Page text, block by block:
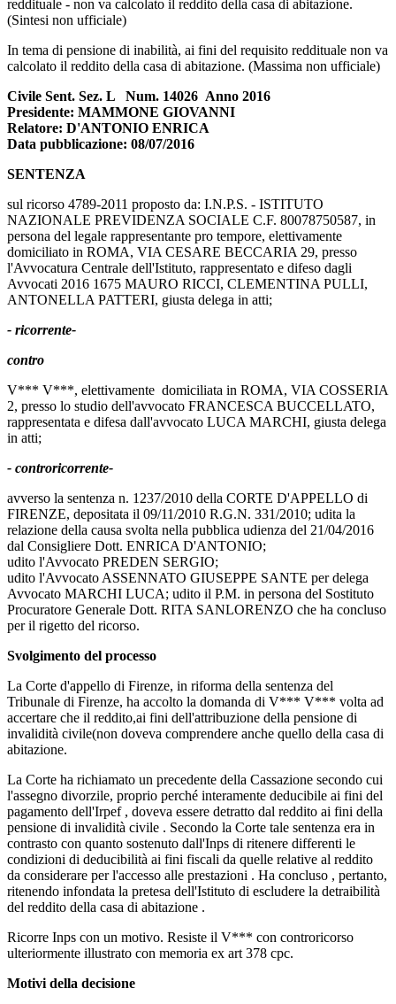
reddituale - non va calcolato il reddito della casa di abitazione.
(Sintesi non ufficiale)
In tema di pensione di inabilità, ai fini del requisito reddituale non va
calcolato il reddito della casa di abitazione. (Massima non ufficiale)
Civile Sent. Sez. L Num. 14026 Anno 2016
Presidente: MAMMONE GIOVANNI
Relatore: D'ANTONIO ENRICA
Data pubblicazione: 08/07/2016
SENTENZA
sul ricorso 4789-2011 proposto da: I.N.P.S. - ISTITUTO
NAZIONALE PREVIDENZA SOCIALE C.F. 80078750587, in
persona del legale rappresentante pro tempore, elettivamente
domiciliato in ROMA, VIA CESARE BECCARIA 29, presso
l'Avvocatura Centrale dell'Istituto, rappresentato e difeso dagli
Avvocati 2016 1675 MAURO RICCI, CLEMENTINA PULLI,
ANTONELLA PATTERI, giusta delega in atti;
- ricorrente-
contro
V*** V***, elettivamente domiciliata in ROMA, VIA COSSERIA
2, presso lo studio dell'avvocato FRANCESCA BUCCELLATO,
rappresentata e difesa dall'avvocato LUCA MARCHI, giusta delega
in atti;
- controricorrente-
avverso la sentenza n. 1237/2010 della CORTE D'APPELLO di
FIRENZE, depositata il 09/11/2010 R.G.N. 331/2010; udita la
relazione della causa svolta nella pubblica udienza del 21/04/2016
dal Consigliere Dott. ENRICA D'ANTONIO;
udito l'Avvocato PREDEN SERGIO;
udito l'Avvocato ASSENNATO GIUSEPPE SANTE per delega
Avvocato MARCHI LUCA; udito il P.M. in persona del Sostituto
Procuratore Generale Dott. RITA SANLORENZO che ha concluso
per il rigetto del ricorso.
Svolgimento del processo
La Corte d'appello di Firenze, in riforma della sentenza del
Tribunale di Firenze, ha accolto la domanda di V*** V*** volta ad
accertare che il reddito,ai fini dell'attribuzione della pensione di
invalidità civile(non doveva comprendere anche quello della casa di
abitazione.
La Corte ha richiamato un precedente della Cassazione secondo cui
l'assegno divorzile, proprio perché interamente deducibile ai fini del
pagamento dell'Irpef , doveva essere detratto dal reddito ai fini della
pensione di invalidità civile . Secondo la Corte tale sentenza era in
contrasto con quanto sostenuto dall'Inps di ritenere differenti le
condizioni di deducibilità ai fini fiscali da quelle relative al reddito
da considerare per l'accesso alle prestazioni . Ha concluso , pertanto,
ritenendo infondata la pretesa dell'Istituto di escludere la detraibilità
del reddito della casa di abitazione .
Ricorre Inps con un motivo. Resiste il V*** con controricorso
ulteriormente illustrato con memoria ex art 378 cpc.
Motivi della decisione